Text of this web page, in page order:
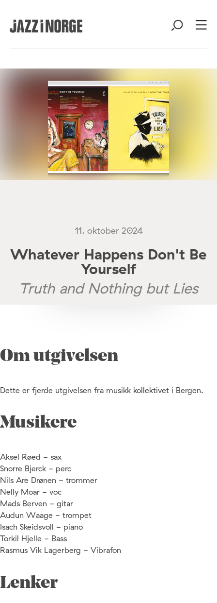
11. oktober 2024
Whatever Happens Don't Be
Yourself
Truth and Nothing but Lies
Om utgivelsen
Dette er fjerde utgivelsen fra musikk kollektivet i Bergen.
Musikere
Aksel Røed - sax
Snorre Bjerck - perc
Nils Are Drønen - trommer
Nelly Moar - voc
Mads Berven - gitar
Audun Waage - trompet
Isach Skeidsvoll - piano
Torkil Hjelle - Bass
Rasmus Vik Lagerberg - Vibrafon
Lenker